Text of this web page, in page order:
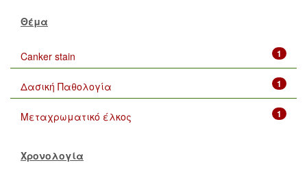
Θέμα
1
Canker stain
1
Δασική Παθολογία
1
Μεταχρωματικό έλκος
Χρονολογία